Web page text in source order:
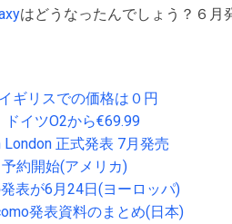
はどうなったんでしょう？６月
ギリスでの価格は０円
ドイツO2から€69.99
London 正式発表 7月発売
約開始(アメリカ)
表が6月24日(ヨーロッパ)
発表資料のまとめ(日本)